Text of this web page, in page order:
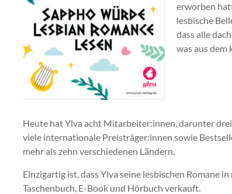
erworben
lesbische
dass alle
was aus dem
Heute hat Ylva acht Mitarbeiter:innen, darunter
viele internationale Preisträger:innen sowie
mehr als zehn verschiedenen Ländern.
Einzigartig ist, dass Ylva seine lesbischen Romane
Taschenbuch, E-Book und Hörbuch verkauft.